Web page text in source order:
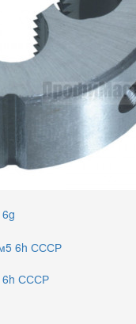
6h СССР